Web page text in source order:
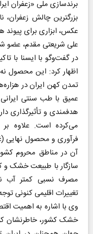
برندسازی ملی «زعفران
بزرگترین چالش
عکس، ابزاری برای پیوند
علی شریعتی مقدم، عضو
در گفت‌و‌گو با ایسنا با
اظهار کرد: این محصول نه
تمدن کهن ایران در
عمیق با طب سنتی ایرانی
هدفمندی و تأثیرگذاری
می‌کرده است. علاوه بر
فرآوری و محصول نهایی
آن در مناطق محروم
سازگار با طبیعت خشک و
مصرف نسبی کمتر آب
تغییرات اقلیمی کنونی
وی با اشاره به اهمیت